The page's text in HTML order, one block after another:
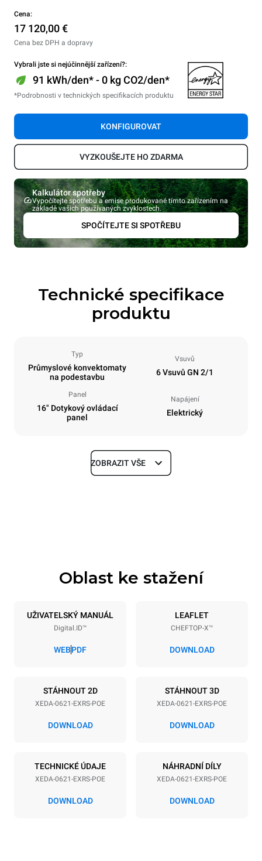
Cena:
17 120,00 €
Cena bez DPH a dopravy
Vybrali jste si nejúčinnější zařízení?:
91 kWh/den* - 0 kg CO2/den*
*Podrobnosti v technických specifikacích produktu
KONFIGUROVAT
VYZKOUŠEJTE HO ZDARMA
Kalkulátor spotřeby
Vypočítejte spotřebu a emise produkované tímto zařízením na
základě vašich používaných zvyklostech.
SPOČÍTEJTE SI SPOTŘEBU
Technické specifikace
produktu
Typ
Průmyslové konvektomaty
na podestavbu
Vsuvů
6 Vsuvů GN 2/1
Panel
16" Dotykový ovládací
panel
Napájení
Elektrický
Rozměry
Specifikace plechů
6 GN 2/1
Vzdálenost mezi zásobníky
Napětí
380-415V 3N~ / 220-240V
3~
Příkon
23,1 kW
50 / 60 Hz NIET INBEGREPEN
ZOBRAZIT VŠE
Oblast ke stažení
UŽIVATELSKÝ MANUÁL
Digital.ID™
WEBPDF
LEAFLET
CHEFTOP-X™
DOWNLOAD
STÁHNOUT 2D
XEDA-0621-EXRS-POE
DOWNLOAD
STÁHNOUT 3D
XEDA-0621-EXRS-POE
DOWNLOAD
TECHNICKÉ ÚDAJE
XEDA-0621-EXRS-POE
DOWNLOAD
NÁHRADNÍ DÍLY
XEDA-0621-EXRS-POE
DOWNLOAD